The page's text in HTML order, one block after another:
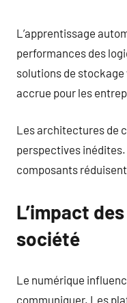
L’apprentissage
performances des
solutions de
accrue pour les
Les architectures de
perspectives
composants
L’impact
société
Le numérique
communiquer. Les